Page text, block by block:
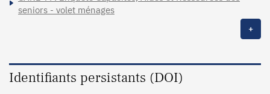
seniors - volet ménages
+
Identifiants persistants (DOI)